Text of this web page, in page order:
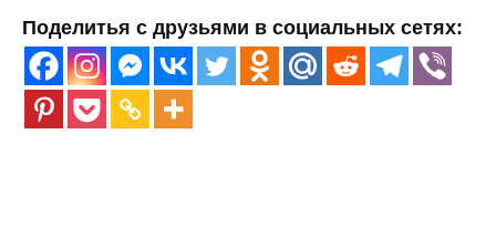
Поделитья с друзьями в социальных сетях: